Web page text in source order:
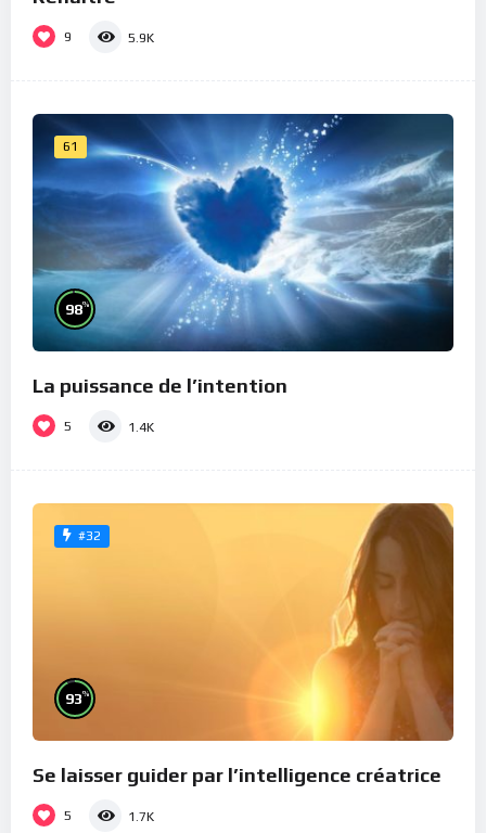
9 5.9K
61
98%
La puissance de l’intention
5 1.4K
#32
93%
Se laisser guider par l’intelligence créatrice
5 1.7K